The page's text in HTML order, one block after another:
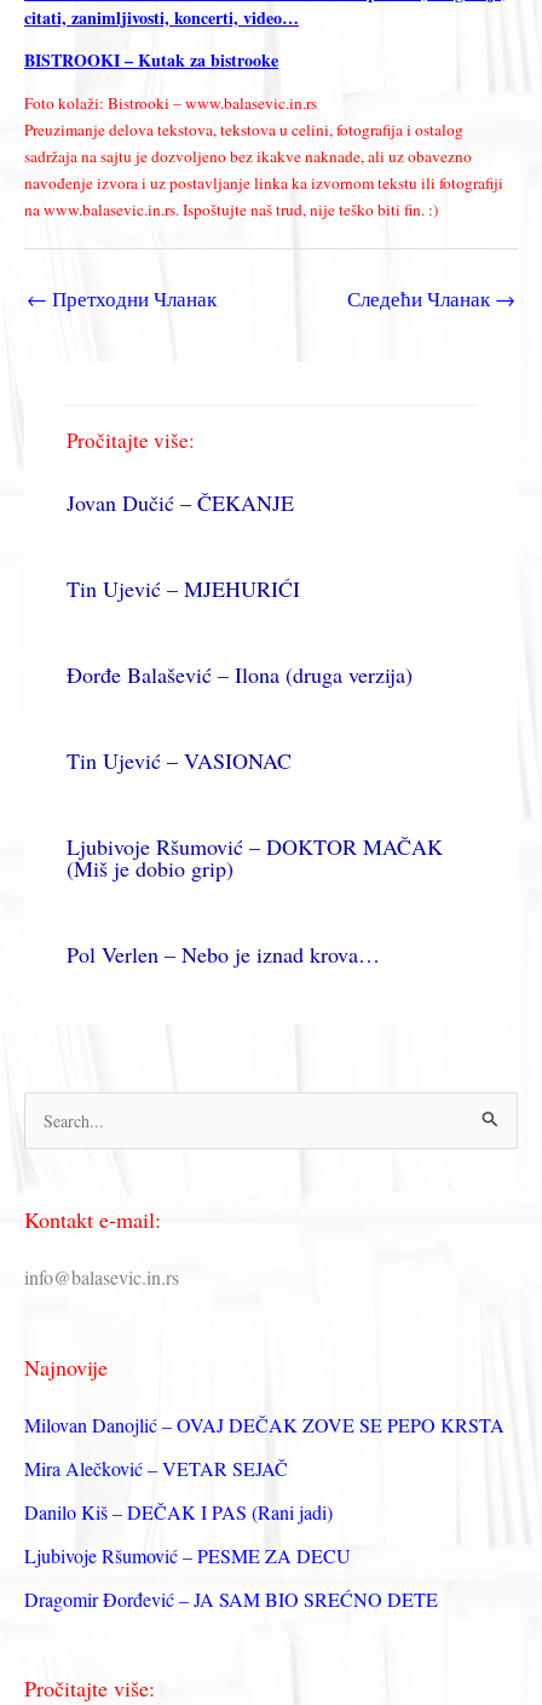
citati, zanimljivosti, koncerti, video…
BISTROOKI – Kutak za bistrooke
Foto kolaži: Bistrooki – www.balasevic.in.rs
Preuzimanje delova tekstova, tekstova u celini, fotografija i ostalog
sadržaja na sajtu je dozvoljeno bez ikakve naknade, ali uz obavezno
navođenje izvora i uz postavljanje linka ka izvornom tekstu ili fotografiji
na www.balasevic.in.rs. Ispoštujte naš trud, nije teško biti fin. :)
← Претходни Чланак Следећи Чланак→
Pročitajte više:
Jovan Dučić – ČEKANJE
Tin Ujević – MJEHURIĆI
Đorđe Balašević – Ilona (druga verzija)
Tin Ujević – VASIONAC
Ljubivoje Ršumović – DOKTOR MAČAK
(Miš je dobio grip)
Pol Verlen – Nebo je iznad krova…
р
т
а
з
а
Kontakt e-mail:
info@balasevic.in.rs
Najnovije
Milovan Danojlić – OVAJ DEČAK ZOVE SE PEPO KRSTA
Mira Alečković – VETAR SEJAČ
Danilo Kiš – DEČAK I PAS (Rani jadi)
Ljubivoje Ršumović – PESME ZA DECU
Dragomir Đorđević – JA SAM BIO SREĆNO DETE
Pročitajte više: